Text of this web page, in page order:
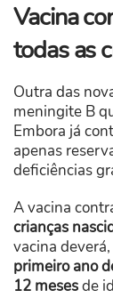
Vacina
todas as
Outra das
meningite B
Embora já
apenas
deficiências
A vacina
crianças
vacina
primeiro ano
12 mesesde